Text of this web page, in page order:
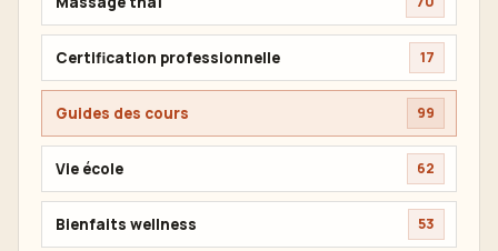
Certification professionnelle 17
Guides des cours 99
Vie école 62
Bienfaits wellness 53